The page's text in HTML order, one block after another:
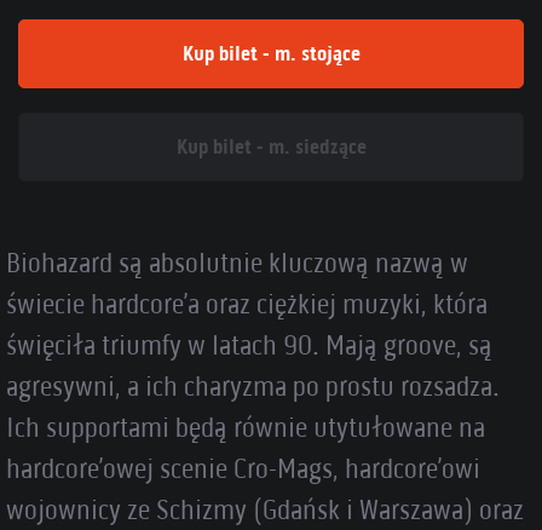
Kup bilet - m. stojące
Kup bilet - m. siedzące
Biohazard są absolutnie kluczową nazwą w
świecie hardcore’a oraz ciężkiej muzyki, która
święciła triumfy w latach 90. Mają groove, są
agresywni, a ich charyzma po prostu rozsadza.
Ich supportami będą równie utytułowane na
hardcore’owej scenie Cro-Mags, hardcore’owi
wojownicy ze Schizmy (Gdańsk i Warszawa) oraz